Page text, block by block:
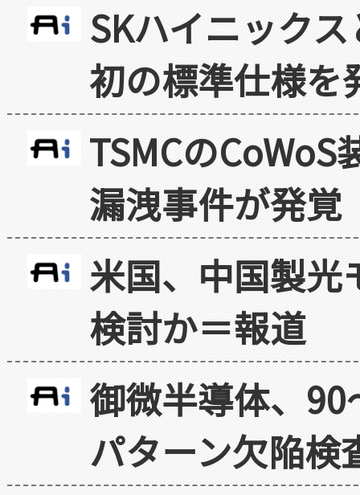
SKハイニック
初の標準仕様を
TSMCの
漏洩事件が発覚
米国、中国製光
検討か＝報道
御微半導体、
パターン欠陥検